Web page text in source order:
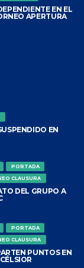
EN EL
APERTURA
EN
PORTADA
CLAUSURA
DEL GRUPO A
PORTADA
CLAUSURA
PUNTOS EN